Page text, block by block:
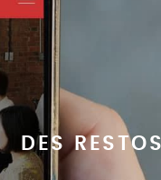
DES RESTOS